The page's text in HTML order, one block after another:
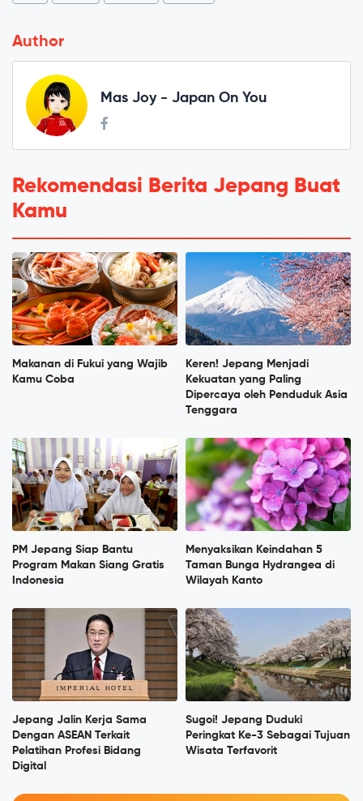
Author
Mas Joy - Japan On You
Rekomendasi Berita Jepang Buat
Kamu
Makanan di Fukui yang Wajib
Kamu Coba
Keren! Jepang Menjadi
Kekuatan yang Paling
Dipercaya oleh Penduduk Asia
Tenggara
PM Jepang Siap Bantu
Program Makan Siang Gratis
Indonesia
Menyaksikan Keindahan 5
Taman Bunga Hydrangea di
Wilayah Kanto
Jepang Jalin Kerja Sama
Dengan ASEAN Terkait
Pelatihan Profesi Bidang
Digital
Sugoi! Jepang Duduki
Peringkat Ke-3 Sebagai Tujuan
Wisata Terfavorit